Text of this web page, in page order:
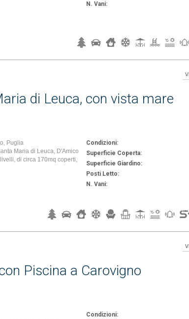
N. Vani:
di Leuca, con vista mare
Puglia
Maria di Leuca, D'Amico
di circa 170mq coperti,
Condizioni:
Superficie Coperta:
Superficie Giardino:
Posti Letto:
N. Vani:
Piscina a Carovigno
Condizioni: